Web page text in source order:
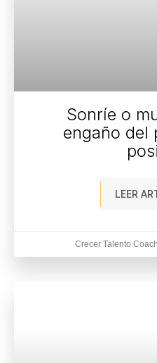
Sonríe o
engaño del
LEER
Crecer Talento